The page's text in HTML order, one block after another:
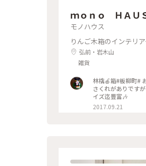
ｍｏｎｏ ＨＡＵ
モノハウス
りんご木箱のインテリ
弘前・岩木山
雑貨
林檎🍎箱#板柳町# お洒落な雑貨屋さん mono H AU S こ
さくれがありです
イズ迄豊富🎶
2017.09.21